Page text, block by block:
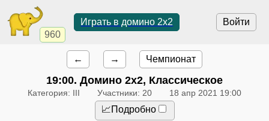
960
Войти
Играть в домино 2x2
← → Чемпионат
19:00. Домино 2x2, Классическое
Категория: III Участники: 20 18 апр 2021 19:00
📈Подробно